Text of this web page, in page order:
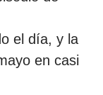
el día, y la
en casi